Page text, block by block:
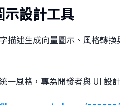
設計工具
描述生成向量圖示、風格轉
風格，專為開發者與 UI 設